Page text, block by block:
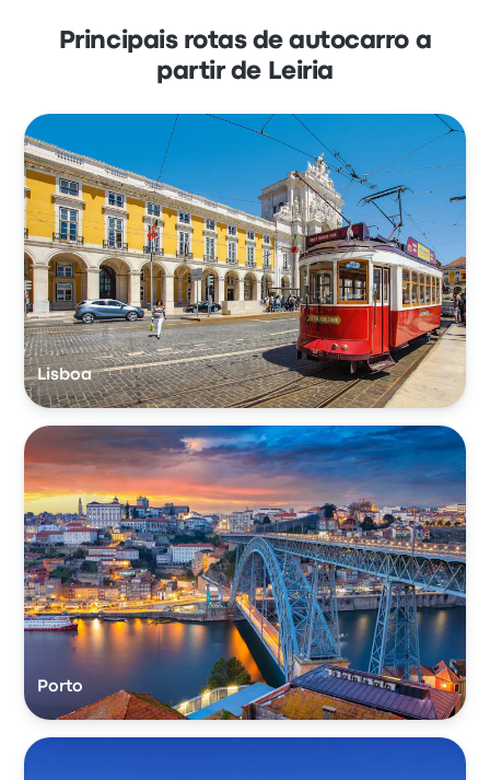
Principais rotas de autocarro a
partir de Leiria
Lisboa
Porto